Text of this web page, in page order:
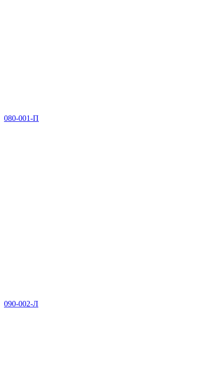
080-001-П
090-002-Л